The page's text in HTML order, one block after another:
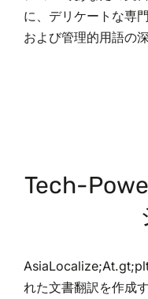
に、デリケートな専
および管理的用語の
Tech-
れた文書翻訳を作成